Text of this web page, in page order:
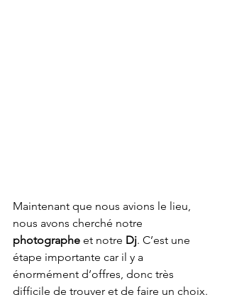
Maintenant que nous avions le lieu,
nous avons cherché notre
photographe et notre Dj. C’est une
étape importante car il y a
énormément d’offres, donc très
difficile de trouver et de faire un choix.